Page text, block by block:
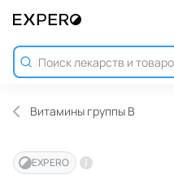
Витамины группы B
EXPERO